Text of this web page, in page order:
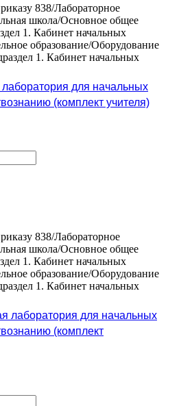
838/Лабораторное
школа/Основное общее
1. Кабинет начальных
образование/Оборудование
1. Кабинет начальных
для начальных
(комплект учителя)
838/Лабораторное
школа/Основное общее
1. Кабинет начальных
образование/Оборудование
1. Кабинет начальных
лаборатория для начальных
(комплект